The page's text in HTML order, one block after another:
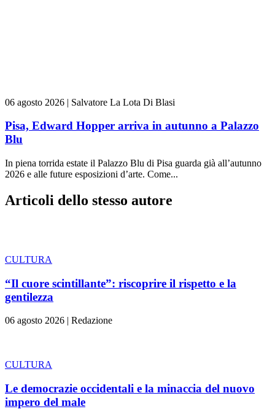
06 agosto 2026 | Salvatore La Lota Di Blasi
Pisa, Edward Hopper arriva in autunno a Palazzo
Blu
In piena torrida estate il Palazzo Blu di Pisa guarda già all’autunno
2026 e alle future esposizioni d’arte. Come...
Articoli dello stesso autore
CULTURA
“Il cuore scintillante”: riscoprire il rispetto e la
gentilezza
06 agosto 2026 | Redazione
CULTURA
Le democrazie occidentali e la minaccia del nuovo
impero del male